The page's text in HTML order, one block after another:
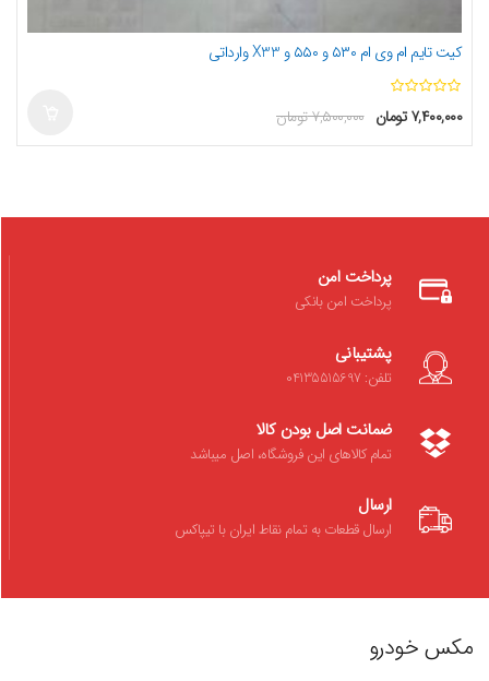
کیت تایم ام وی ام ۵۳۰ و ۵۵۰ و X33 وارداتی
۷,۵۰۰,۰۰۰تومان ۷,۴۰۰,۰۰۰ تومان
پرداخت امن
پرداخت امن بانکی
پشتیبانی
تلفن: 04135515697
ضمانت اصل بودن کالا
تمام کالاهای این فروشگاه، اصل میباشد
ارسال
ارسال قطعات به تمام نقاط ایران با تیپاکس
مکس خودرو